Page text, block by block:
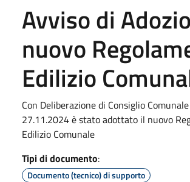
Avviso di
nuovo
Edilizio
Con Deliberazione di Consiglio
27.11.2024 è stato adottato il nuovo
Edilizio Comunale
Tipi di documento:
Documento (tecnico) di supporto